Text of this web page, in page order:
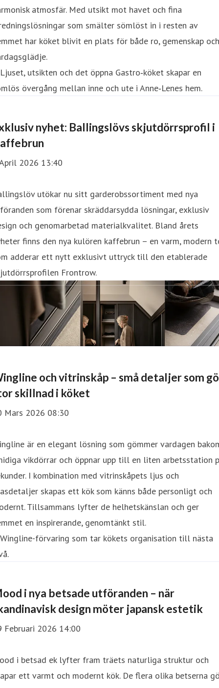
atmosfär. Med utsikt mot havet och fina
som smälter sömlöst in i resten av
har köket blivit en plats för både ro, gemenskap och
nyhet: Ballingslövs skjutdörrsprofil i
2026 13:40
utökar nu sitt garderobssortiment med nya
som förenar skräddarsydda lösningar, exklusiv
och genomarbetad materialkvalitet. Bland årets
finns den nya kulören kaffebrun – en varm, modern
adderar ett nytt exklusivt uttryck till den etablerade
Frontrow.
och vitrinskåp – små detaljer som
skillnad i köket
Mars 2026 08:30
är en elegant lösning som gömmer vardagen
vikdörrar och öppnar upp till en liten arbetsstation
I kombination med vitrinskåpets ljus och
skapas ett kök som känns både personligt och
Tillsammans lyfter de helhetskänslan och ger
en inspirerande, genomtänkt stil.
i nya betsade utföranden – när
design möter japansk estetik
Februari 2026 14:00
i betsad ek lyfter fram träets naturliga struktur och
ett varmt och modernt kök. De flera olika betserna